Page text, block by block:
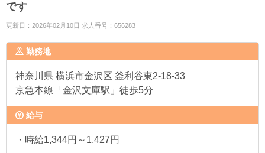
です
更新日：2026年02月10日 求人番号：656283
勤務地
神奈川県 横浜市金沢区 釜利谷東2-18-33
京急本線「金沢文庫駅」徒歩5分
給与
・時給1,344円～1,427円